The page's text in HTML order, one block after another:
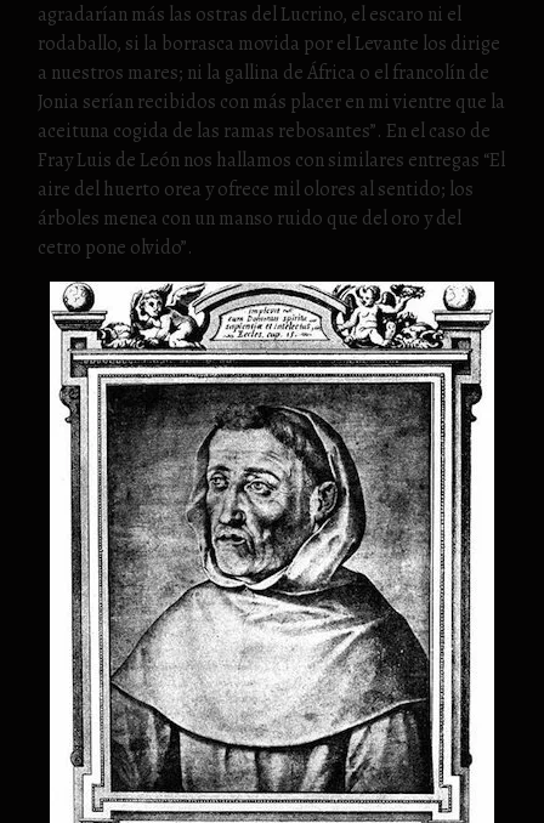
agradarían más las ostras del Lucrino, el escaro ni el
rodaballo, si la borrasca movida por el Levante los dirige
a nuestros mares; ni la gallina de África o el francolín de
Jonia serían recibidos con más placer en mi vientre que la
aceituna cogida de las ramas rebosantes”. En el caso de
Fray Luis de León nos hallamos con similares entregas “El
aire del huerto orea y ofrece mil olores al sentido; los
árboles menea con un manso ruido que del oro y del
cetro pone olvido”.